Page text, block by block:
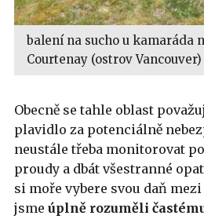
balení na sucho u kamaráda
Courtenay (ostrov Vancouver)
Obecně se tahle oblast
plavidlo za potenciálně
neustále třeba monitorovat
proudy a dbát všestranné
si moře vybere svou daň
jsme úplně rozuměli